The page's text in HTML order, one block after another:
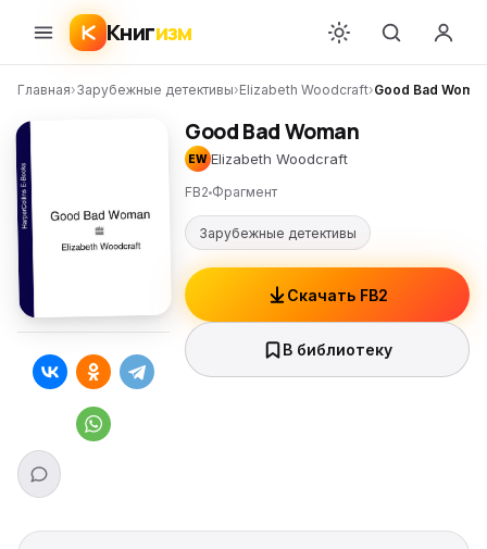
Книгизм
Главная›Зарубежные детективы›Elizabeth Woodcraft›Good Bad
Good Bad Woman
EW Elizabeth Woodcraft
FB2 Фрагмент
Зарубежные детективы
Скачать FB2
В библиотеку